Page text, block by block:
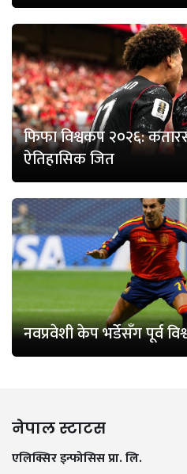
फिफा विश्वकप २०२६:
ऐतिहासिक जित
नवप्रवेशी केप भर्डेसँग पूर्व
नेपाल स्टाटस
एलिक्सिर इन्फोसिस प्रा. लि.